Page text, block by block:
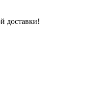
доставки!